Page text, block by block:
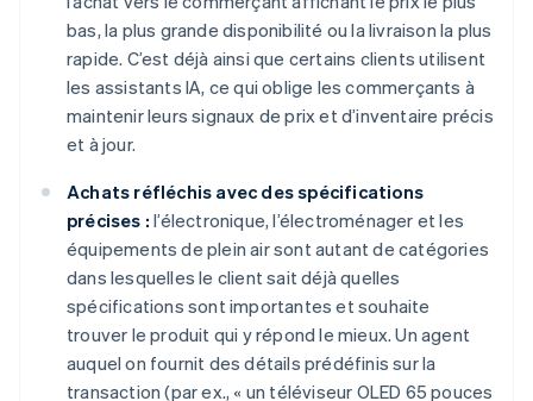
bas, la plus grande disponibilité ou la livraison la plus
rapide. C’est déjà ainsi que certains clients utilisent
les assistants IA, ce qui oblige les commerçants à
maintenir leurs signaux de prix et d’inventaire précis
et à jour.
Achats réfléchis avec des spécifications
précises : l’électronique, l’électroménager et les
équipements de plein air sont autant de catégories
dans lesquelles le client sait déjà quelles
spécifications sont importantes et souhaite
trouver le produit qui y répond le mieux. Un agent
auquel on fournit des détails prédéfinis sur la
transaction (par ex., « un téléviseur OLED 65 pouces